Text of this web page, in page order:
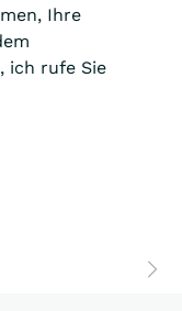
Ihre
ich rufe Sie